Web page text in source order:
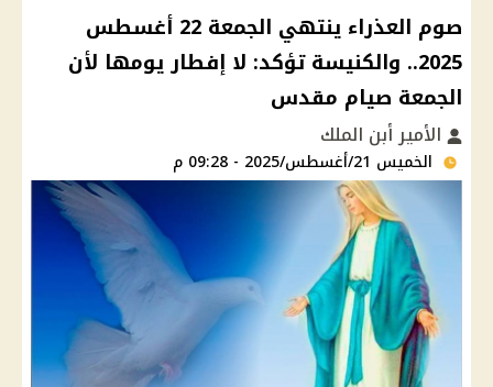
صوم العذراء ينتهي الجمعة 22 أغسطس
2025.. والكنيسة تؤكد: لا إفطار يومها لأن
الجمعة صيام مقدس
الأمير أبن الملك
الخميس 21/أغسطس/2025 - 09:28 م